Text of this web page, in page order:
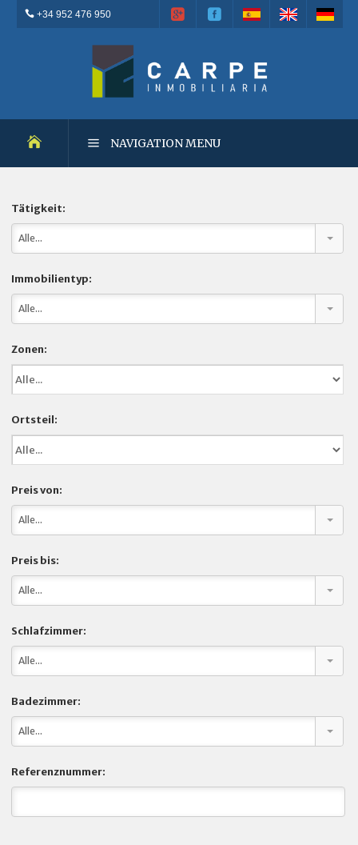
+34 952 476 950
NAVIGATION MENU
KONTAKT
Tätigkeit:
Alle...
Immobilientyp:
Alle...
Zonen:
Ortsteil:
Preis von:
Alle...
Preis bis:
Alle...
Schlafzimmer:
Alle...
Badezimmer:
Alle...
Referenznummer: